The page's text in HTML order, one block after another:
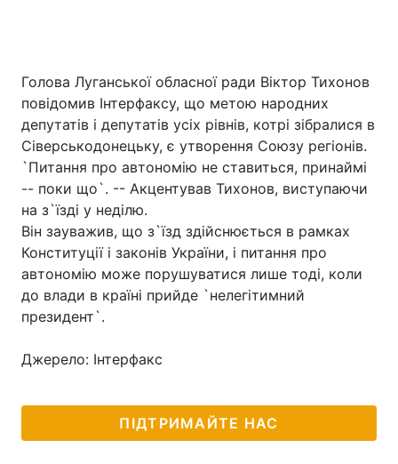
Голова Луганської обласної ради Віктор Тихонов
повідомив Інтерфаксу, що метою народних
депутатів і депутатів усіх рівнів, котрі зібралися в
Сіверськодонецьку, є утворення Союзу регіонів.
`Питання про автономію не ставиться, принаймі
-- поки що`. -- Акцентував Тихонов, виступаючи
на з`їзді у неділю.
Він зауважив, що з`їзд здійснюється в рамках
Конституції і законів України, і питання про
автономію може порушуватися лише тоді, коли
до влади в країні прийде `нелегітимний
президент`.
Джерело: Інтерфакс
ПІДТРИМАЙТЕ НАС